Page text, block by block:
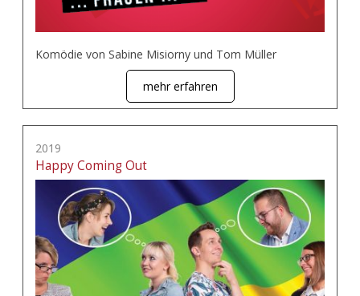
Komödie von Sabine Misiorny und Tom Müller
mehr erfahren
2019
Happy Coming Out